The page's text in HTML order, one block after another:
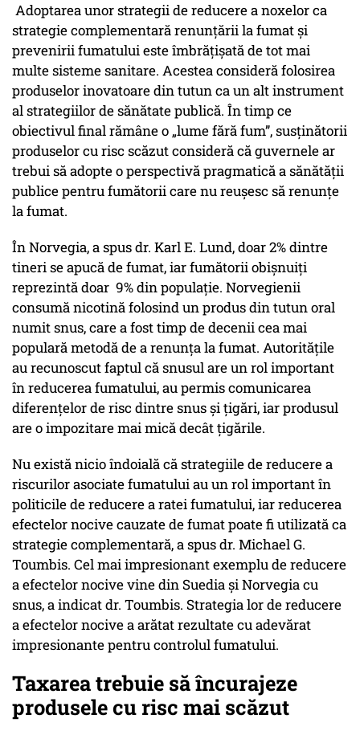
Adoptarea unor strategii de reducere a noxelor ca
strategie complementară renunțării la fumat și
prevenirii fumatului este îmbrățișată de tot mai
multe sisteme sanitare. Acestea consideră folosirea
produselor inovatoare din tutun ca un alt instrument
al strategiilor de sănătate publică. În timp ce
obiectivul final rămâne o „lume fără fum”, susținătorii
produselor cu risc scăzut consideră că guvernele ar
trebui să adopte o perspectivă pragmatică a sănătății
publice pentru fumătorii care nu reușesc să renunțe
la fumat.
În Norvegia, a spus dr. Karl E. Lund, doar 2% dintre
tineri se apucă de fumat, iar fumătorii obișnuiți
reprezintă doar 9% din populație. Norvegienii
consumă nicotină folosind un produs din tutun oral
numit snus, care a fost timp de decenii cea mai
populară metodă de a renunța la fumat. Autoritățile
au recunoscut faptul că snusul are un rol important
în reducerea fumatului, au permis comunicarea
diferențelor de risc dintre snus și țigări, iar produsul
are o impozitare mai mică decât țigările.
Nu există nicio îndoială că strategiile de reducere a
riscurilor asociate fumatului au un rol important în
politicile de reducere a ratei fumatului, iar reducerea
efectelor nocive cauzate de fumat poate fi utilizată ca
strategie complementară, a spus dr. Michael G.
Toumbis. Cel mai impresionant exemplu de reducere
a efectelor nocive vine din Suedia și Norvegia cu
snus, a indicat dr. Toumbis. Strategia lor de reducere
a efectelor nocive a arătat rezultate cu adevărat
impresionante pentru controlul fumatului.
Taxarea trebuie să încurajeze
produsele cu risc mai scăzut